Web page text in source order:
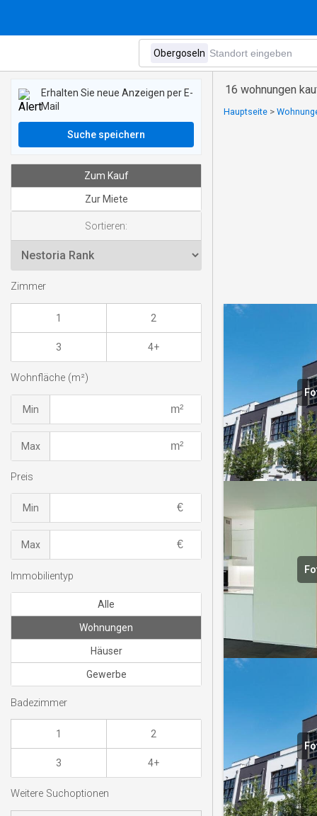
16 wohnungen
Hauptseite >
Erhalten Sie neue Anzeigen per E-
Mail
Suche speichern
Zum Kauf
Zur Miete
Sortieren:
Zimmer
1 2
3 4+
Wohnfläche (m²)
Min
Max
Preis
Min
Max
Immobilientyp
Alle
Wohnungen
Häuser
Gewerbe
Badezimmer
1 2
3 4+
Weitere Suchoptionen